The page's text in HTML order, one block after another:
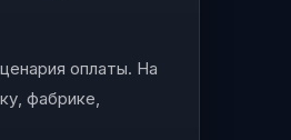
оплаты. На
фабрике,